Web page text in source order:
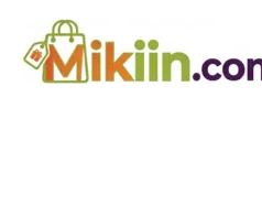
content